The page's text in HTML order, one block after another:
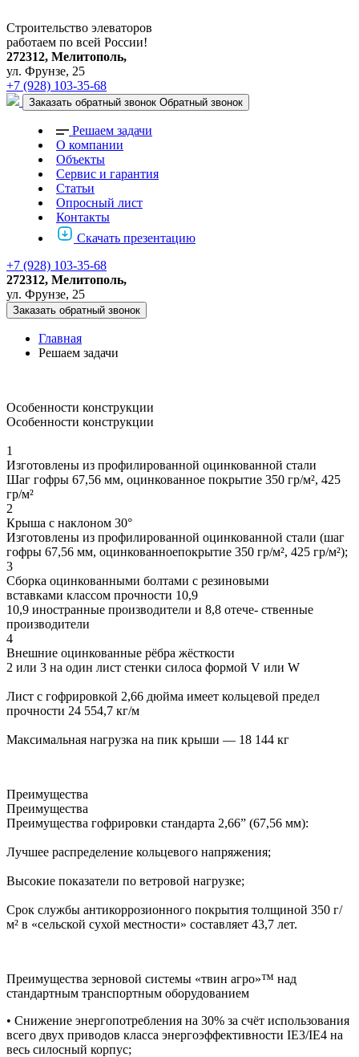
Строительство элеваторов
работаем по всей России!
272312, Мелитополь,
ул. Фрунзе, 25
+7 (928) 103-35-68
Заказать обратный звонок Обратный звонок
Решаем задачи
О компании
Объекты
Сервис и гарантия
Статьи
Опросный лист
Контакты
Скачать презентацию
+7 (928) 103-35-68
272312, Мелитополь,
ул. Фрунзе, 25
Заказать обратный звонок
Главная
Решаем задачи
Особенности конструкции
Особенности конструкции
1
Изготовлены из профилированной оцинкованной стали
Шаг гофры 67,56 мм, оцинкованное покрытие 350 гр/м², 425
гр/м²
2
Крыша с наклоном 30°
Изготовлены из профилированной оцинкованной стали (шаг
гофры 67,56 мм, оцинкованноепокрытие 350 гр/м², 425 гр/м²);
3
Сборка оцинкованными болтами с резиновыми
вставками классом прочности 10,9
10,9 иностранные производители и 8,8 отече- ственные
производители
4
Внешние оцинкованные рёбра жёсткости
2 или 3 на один лист стенки силоса формой V или W
Лист с гофрировкой 2,66 дюйма имеет кольцевой предел
прочности 24 554,7 кг/м
Максимальная нагрузка на пик крыши — 18 144 кг
Преимущества
Преимущества
Преимущества гофрировки стандарта 2,66” (67,56 мм):
Лучшее распределение кольцевого напряжения;
Высокие показатели по ветровой нагрузке;
Срок службы антикоррозионного покрытия толщиной 350 г/
м² в «сельской сухой местности» составляет 43,7 лет.
Преимущества зерновой системы «твин агро»™ над
стандартным транспортным оборудованием
• Снижение энергопотребления на 30% за счёт использования
всего двух приводов класса энергоэффективности IE3/IE4 на
весь силосный корпус;